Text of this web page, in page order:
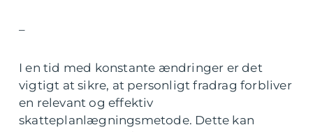
–
I en tid med konstante ændringer er det
vigtigt at sikre, at personligt fradrag forbliver
en relevant og effektiv
skatteplanlægningsmetode. Dette kan